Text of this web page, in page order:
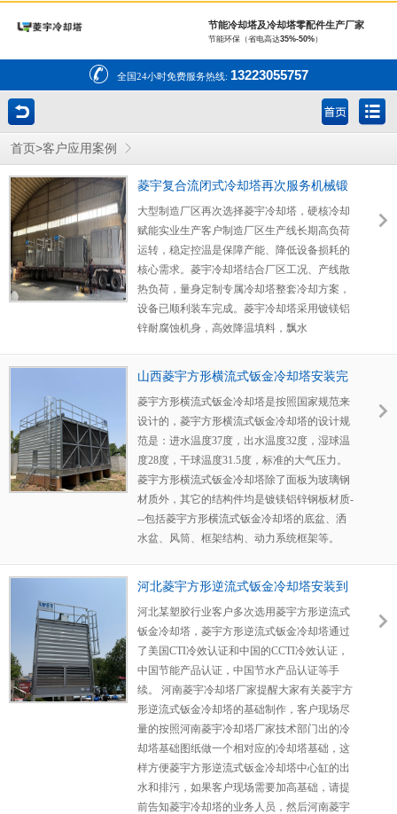
节能冷却塔及冷却塔零配件生产厂家
节能环保（省电高达35%-50%）
全国24小时免费服务热线: 13223055757
首页 >客户应用案例
菱宇复合流闭式冷却塔再次服务机械锻
造行业
大型制造厂区再次选择菱宇冷却塔，硬核冷却
赋能实业生产客户制造厂区生产线长期高负荷
运转，稳定控温是保障产能、降低设备损耗的
核心需求。菱宇冷却塔结合厂区工况、产线散
热负荷，量身定制专属冷却塔整套冷却方案，
设备已顺利装车完成。菱宇冷却塔采用镀镁铝
锌耐腐蚀机身，高效降温填料，飘水
山西菱宇方形横流式钣金冷却塔安装完
成,等待客户试机
菱宇方形横流式钣金冷却塔是按照国家规范来
设计的，菱宇方形横流式钣金冷却塔的设计规
范是：进水温度37度，出水温度32度，湿球温
度28度，干球温度31.5度，标准的大气压力。
菱宇方形横流式钣金冷却塔除了面板为玻璃钢
材质外，其它的结构件均是镀镁铝锌钢板材质-
--包括菱宇方形横流式钣金冷却塔的底盆、洒
水盆、风筒、框架结构、动力系统框架等。
河北菱宇方形逆流式钣金冷却塔安装到
位
河北某塑胶行业客户多次选用菱宇方形逆流式
钣金冷却塔，菱宇方形逆流式钣金冷却塔通过
了美国CTI冷效认证和中国的CCTI冷效认证，
中国节能产品认证，中国节水产品认证等手
续。 河南菱宇冷却塔厂家提醒大家有关菱宇方
形逆流式钣金冷却塔的基础制作，客户现场尽
量的按照河南菱宇冷却塔厂家技术部门出的冷
却塔基础图纸做一个相对应的冷却塔基础，这
样方便菱宇方形逆流式钣金冷却塔中心缸的出
水和排污，如果客户现场需要加高基础，请提
前告知菱宇冷却塔的业务人员，然后河南菱宇